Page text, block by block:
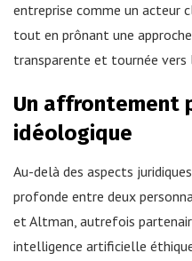
entreprise comme un acteur
tout en prônant une
transparente et tournée vers
Un affrontement
idéologique
Au-delà des aspects
profonde entre deux
et Altman, autrefois
intelligence artificielle